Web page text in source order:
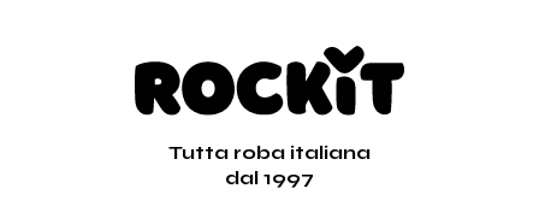
Tutta roba italiana
dal 1997